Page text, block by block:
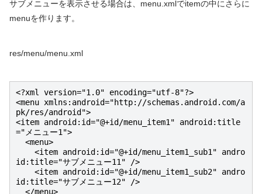
サブメニューを表示させる場合は、menu.xmlでitemの中にさらに
menuを作ります。
res/menu/menu.xml
<?xml version="1.0" encoding="utf-8"?>
<menu xmlns:android="http://schemas.android.com/a
pk/res/android">
<item android:id="@+id/menu_item1" android:title
="メニュー1">
id:title="サブメニュー11" />
id:title="サブメニュー12" />